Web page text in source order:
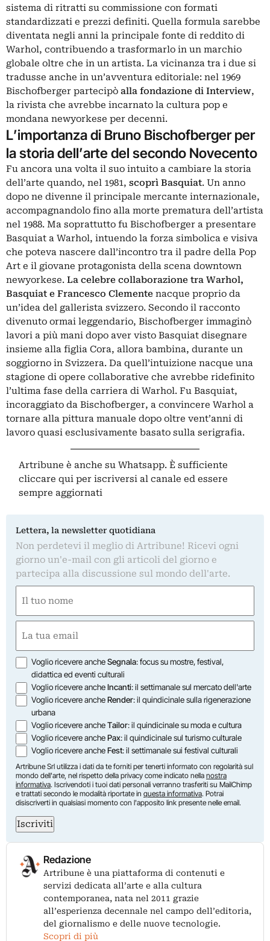
sistema di ritratti su commissione con formati
standardizzati e prezzi definiti. Quella formula sarebbe
diventata negli anni la principale fonte di reddito di
Warhol, contribuendo a trasformarlo in un marchio
globale oltre che in un artista. La vicinanza tra i due si
tradusse anche in un’avventura editoriale: nel 1969
Bischofberger partecipò alla fondazione di Interview,
la rivista che avrebbe incarnato la cultura pop e
mondana newyorkese per decenni.
L’importanza di Bruno Bischofberger per
la storia dell’arte del secondo Novecento
Fu ancora una volta il suo intuito a cambiare la storia
dell’arte quando, nel 1981, scoprì Basquiat. Un anno
dopo ne divenne il principale mercante internazionale,
accompagnandolo fino alla morte prematura dell’artista
nel 1988. Ma soprattutto fu Bischofberger a presentare
Basquiat a Warhol, intuendo la forza simbolica e visiva
che poteva nascere dall’incontro tra il padre della Pop
Art e il giovane protagonista della scena downtown
newyorkese. La celebre collaborazione tra Warhol,
Basquiat e Francesco Clemente nacque proprio da
un’idea del gallerista svizzero. Secondo il racconto
divenuto ormai leggendario, Bischofberger immaginò
lavori a più mani dopo aver visto Basquiat disegnare
insieme alla figlia Cora, allora bambina, durante un
soggiorno in Svizzera. Da quell’intuizione nacque una
stagione di opere collaborative che avrebbe ridefinito
l’ultima fase della carriera di Warhol. Fu Basquiat,
incoraggiato da Bischofberger, a convincere Warhol a
tornare alla pittura manuale dopo oltre vent’anni di
lavoro quasi esclusivamente basato sulla serigrafia.
Artribune è anche su Whatsapp. È sufficiente
cliccare qui per iscriversi al canale ed essere
sempre aggiornati
Lettera, la newsletter quotidiana
Non perdetevi il meglio di Artribune! Ricevi ogni
giorno un'e-mail con gli articoli del giorno e
partecipa alla discussione sul mondo dell'arte.
(Required)
First
(Required)
Opzioni
Voglio ricevere ancheSegnala: focus su mostre, festival,
didattica ed eventi culturali
Voglio ricevere ancheIncanti: il settimanale sul mercato dell'arte
Voglio ricevere ancheRender: il quindicinale sulla rigenerazione
urbana
Voglio ricevere ancheTailor: il quindicinale su moda e cultura
Voglio ricevere anchePax: il quindicinale sul turismo culturale
Voglio ricevere ancheFest: il settimanale sui festival culturali
Artribune Srl utilizza i dati da te forniti per tenerti informato con regolarità sul
mondo dell'arte, nel rispetto della privacy come indicato nella nostra
informativa. Iscrivendoti i tuoi dati personali verranno trasferiti su MailChimp
e trattati secondo le modalità riportate in questa informativa. Potrai
disiscriverti in qualsiasi momento con l'apposito link presente nelle email.
Iscriviti
Redazione
Artribune è una piattaforma di contenuti e
servizi dedicata all’arte e alla cultura
contemporanea, nata nel 2011 grazie
all’esperienza decennale nel campo dell’editoria,
del giornalismo e delle nuove tecnologie.
Scopri di più